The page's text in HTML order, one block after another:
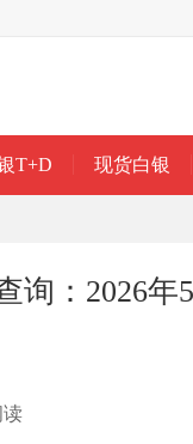
T+D 现货白银
询：2026年
读